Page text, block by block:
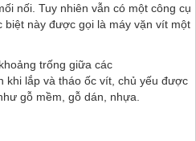
nối. Tuy nhiên vẫn có một công cụ
này được gọi là máy vặn vít một
trống giữa các
khi lắp và tháo ốc vít, chủ yếu được
gỗ mềm, gỗ dán, nhựa.